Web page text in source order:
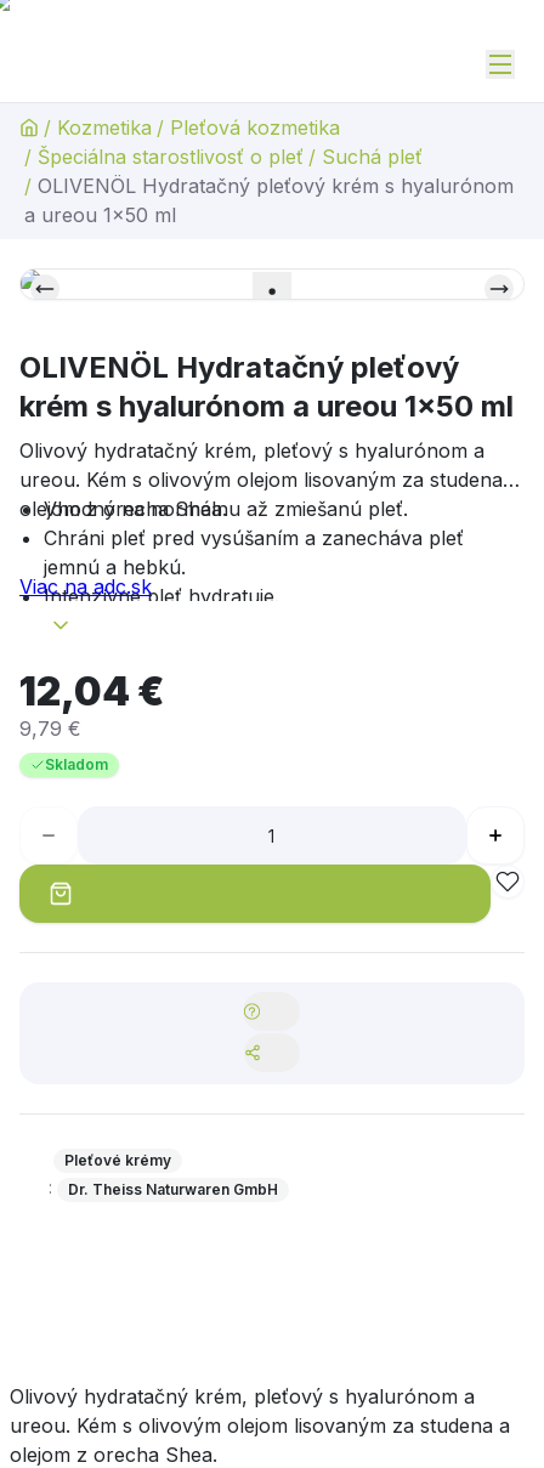
/ Kozmetika / Pleťová kozmetika
/ Špeciálna starostlivosť o pleť / Suchá pleť
/ OLIVENÖL Hydratačný pleťový krém s hyalurónom
a ureou 1x50 ml
OLIVENÖL Hydratačný pleťový
krém s hyalurónom a ureou 1x50 ml
Olivový hydratačný krém, pleťový s hyalurónom a
ureou. Kém s olivovým olejom lisovaným za studena a
olejom z orecha Shea.
Vhodný na normálnu až zmiešanú pleť.
Chráni pleť pred vysúšaním a zanecháva pleť
jemnú a hebkú.
Intenzívne pleť hydratuje.
Pokožka je po použití svieža a citeľne hladšia.
Viac na adc.sk
12,04 €
9,79 €
Skladom
Pleťové krémy
: Dr. Theiss Naturwaren GmbH
Olivový hydratačný krém, pleťový s hyalurónom a
ureou. Kém s olivovým olejom lisovaným za studena a
olejom z orecha Shea.